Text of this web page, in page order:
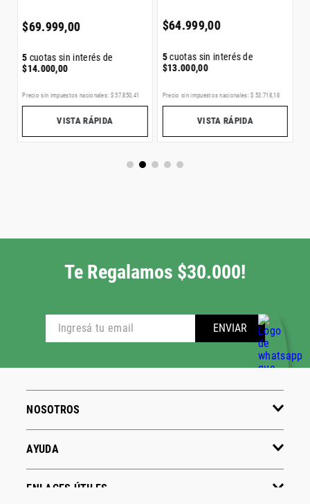
$69.999,00
5 cuotas sin interés de
$14.000,00
Precio sin impuestos nacionales: $ 57.850 41
VISTA RÁPIDA
$64.999,00
5cuotas sin interés de
$13.000,00
Precio sin impuestos nacionales: $ 53 718,18
VISTA RÁPIDA
Te Regalamos $30.000!
ENVIAR
NOSOTROS
AYUDA
ENLACES ÚTILES